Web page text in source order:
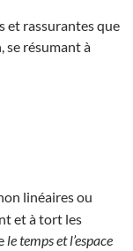
et rassurantes que
se résumant à
linéaires ou
et à tort les
le temps et l’espace